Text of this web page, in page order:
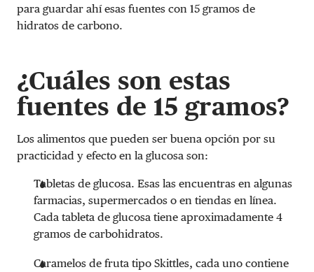
para guardar ahí esas fuentes con 15 gramos de
hidratos de carbono.
¿Cuáles son estas
fuentes de 15 gramos?
Los alimentos que pueden ser buena opción por su
practicidad y efecto en la glucosa son:
Tabletas de glucosa. Esas las encuentras en algunas
farmacias, supermercados o en tiendas en línea.
Cada tableta de glucosa tiene aproximadamente 4
gramos de carbohidratos.
Caramelos de fruta tipo Skittles, cada uno contiene